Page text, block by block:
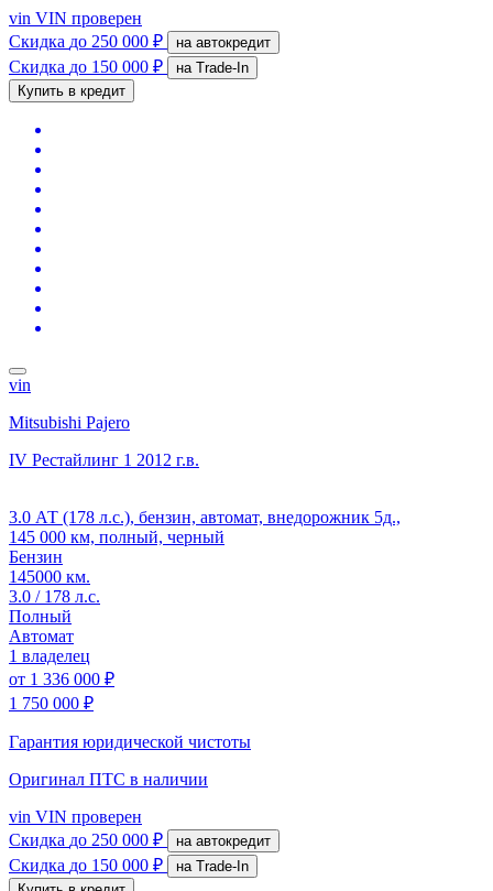
vin VIN проверен
Скидка до 250 000 ₽ на автокредит
Скидка до 150 000 ₽
на Trade-In
Купить в кредит
vin
Mitsubishi Pajero
IV Рестайлинг 1 2012 г.в.
3.0 АТ (178 л.с.), бензин, автомат, внедорожник 5д.,
145 000 км, полный, черный
Бензин
145000 км.
3.0 / 178 л.с.
Полный
Автомат
1 владелец
от 1 336 000 ₽
1 750 000 ₽
Гарантия юридической чистоты
Оригинал ПТС в наличии
vin VIN проверен
Скидка до 250 000 ₽ на автокредит
Скидка до 150 000 ₽
на Trade-In